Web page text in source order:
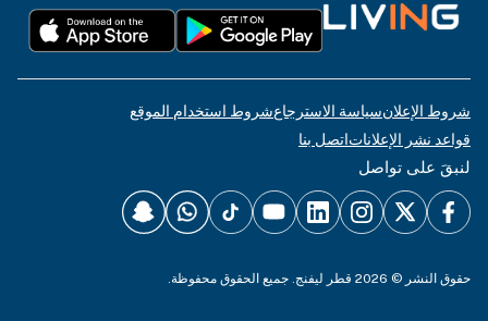
شروط الإعلانسياسة الاسترجاعشروط استخدام الموقع
قواعد نشر الإعلاناتاتصل بنا
لنبقَ على تواصل
حقوق النشر © 2026 قطر ليفنج. جميع الحقوق محفوظة.